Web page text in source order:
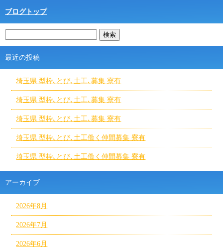
ブログトップ
最近の投稿
埼玉県 型枠､とび､土工､募集 寮有
埼玉県 型枠､とび､土工､募集 寮有
埼玉県 型枠､とび､土工､募集 寮有
埼玉県 型枠､とび､土工働く仲間募集 寮有
埼玉県 型枠､とび､土工働く仲間募集 寮有
アーカイブ
2026年8月
2026年7月
2026年6月